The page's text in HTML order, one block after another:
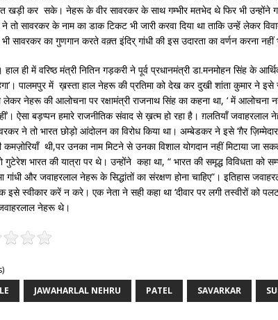
खड़ी कर सके। नेहरू के वीर सावरकर के साथ गम्भीर मतभेद थे फिर भी उन्होंने
तो सावरकर के नाम का डाक टिकट भी जारी करवा दिया था ताकि उन्हें लेकर
सावरकर का गुणगान करते वक़्त इंदिर् गांधी की इस उदारता का वर्णन करना
ही में वरिष्ठ मंत्री नितिन गड़करी ने पूर्व प्रधानमंत्री डा.मनमोहन सिंह के
पालमपुर में ख़स्ता हाल नेहरू की प्रतिमा को देख कर दुखी शांता कुमार ने
नेहरू की आलोचना पर रक्षामंत्री राजनाथ सिंह का कहना था, ‘ में आलोचना
ऐसा बड़प्पन हमारे राजनीतिक संवाद से ख़त्म हो रहा है। ग़लतियाँ
ने तो भारत छोड़ो आंदोलन का विरोध किया था। अम्बेडकर ने इसे ‘ग़ैर
थी,पर उनका नाम मिटने से उनका विशाल योगदान नहीं मिटाया जा
गुटेरेश भारत की यात्रा पर थे। उन्होंने कहा था, “ भारत की समृद्ध विविधता को
गांधी और जवाहरलाल नेहरू के सिद्धांतों का संरक्षण होना चाहिए”। इतिहास
इसे स्वीकार करें न करे। एक नेता ने सही कहा था ‘दीवार पर लगी तस्वीरों को
नेहरू थे।
JAWAHARLAL NEHRU PATEL SAVARKAR